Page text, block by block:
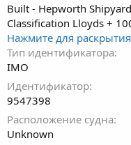
Built - Hepworth
Classification Lloyds +
Нажмите для
Тип идентификатора
IMO
Идентификатор
9547398
Расположение судна
Unknown